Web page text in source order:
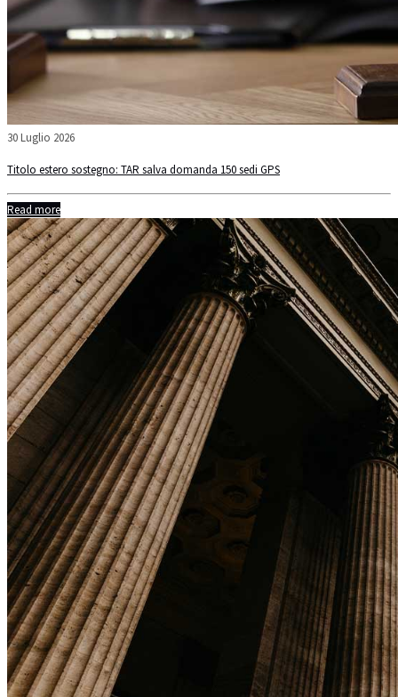
30 Luglio 2026
Titolo estero sostegno: TAR salva domanda 150 sedi GPS
Read more